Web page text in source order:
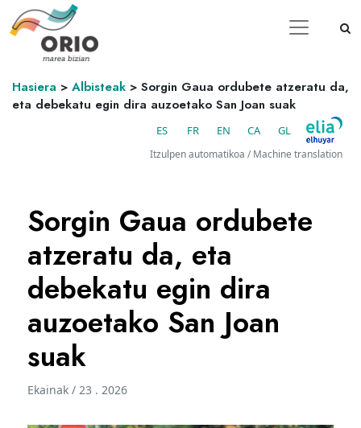
Hasiera > Albisteak > Sorgin Gaua ordubete atzeratu da,
eta debekatu egin dira auzoetako San Joan suak
ES FR EN CA GL
Itzulpen automatikoa / Machine translation
Sorgin Gaua ordubete
atzeratu da, eta
debekatu egin dira
auzoetako San Joan
suak
Ekainak / 23 . 2026